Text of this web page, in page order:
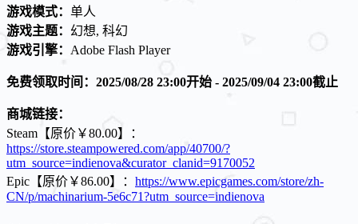
游戏模式： 单人
游戏主题： 幻想, 科幻
游戏引擎： Adobe Flash Player
免费领取时间：2025/08/28 23:00开始 - 2025/09/04 23:00截止
商城链接：
Steam【原价￥80.00】：
https://store.steampowered.com/app/40700/?
utm_source=indienova&curator_clanid=9170052
Epic【原价￥86.00】： https://www.epicgames.com/store/zh-
CN/p/machinarium-5e6c71?utm_source=indienova